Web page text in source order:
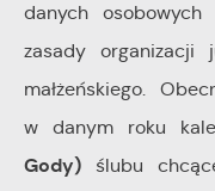
danych osobowych
zasady organizacji
małżeńskiego.
w danym roku
Gody) ślubu